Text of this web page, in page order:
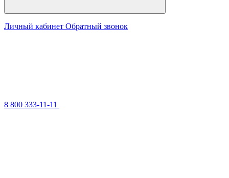
Личный кабинет Обратный звонок
8 800 333-11-11